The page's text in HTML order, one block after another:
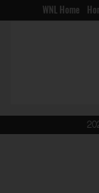
WNL Home